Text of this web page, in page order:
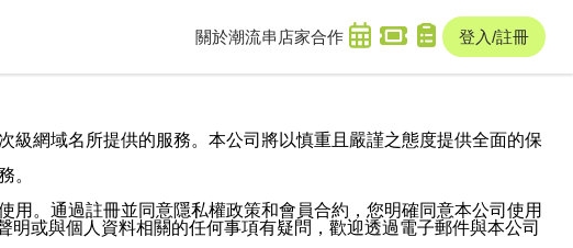
關於潮流串 店家合作 登入/註冊
級網域名所提供的服務。本公司將以慎重且嚴謹之態度提供全面的保
。
。通過註冊並同意隱私權政策和會員合約，您明確同意本公司使用
或與個人資料相關的任何事項有疑問，歡迎透過電子郵件與本公司